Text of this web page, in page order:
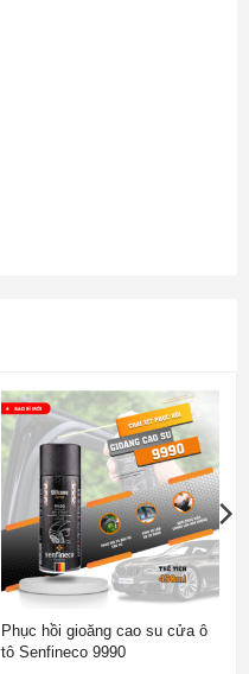
Phục hồi gioăng cao su cửa ô
tô Senfineco 9990